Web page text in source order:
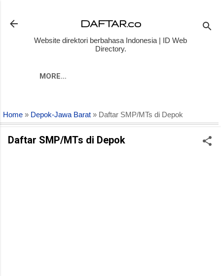
DAFTAR.co
Website direktori berbahasa Indonesia | ID Web
Directory.
MORE…
Home » Depok-Jawa Barat » Daftar SMP/MTs di Depok
Daftar SMP/MTs di Depok